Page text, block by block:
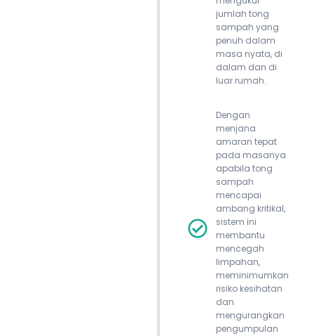
jumlah tong
sampah yang
penuh dalam
masa nyata, di
dalam dan di
luar rumah.
Dengan
menjana
amaran tepat
pada masanya
apabila tong
sampah
mencapai
ambang kritikal,
sistem ini
membantu
mencegah
limpahan,
meminimumkan
risiko kesihatan
dan
mengurangkan
pengumpulan